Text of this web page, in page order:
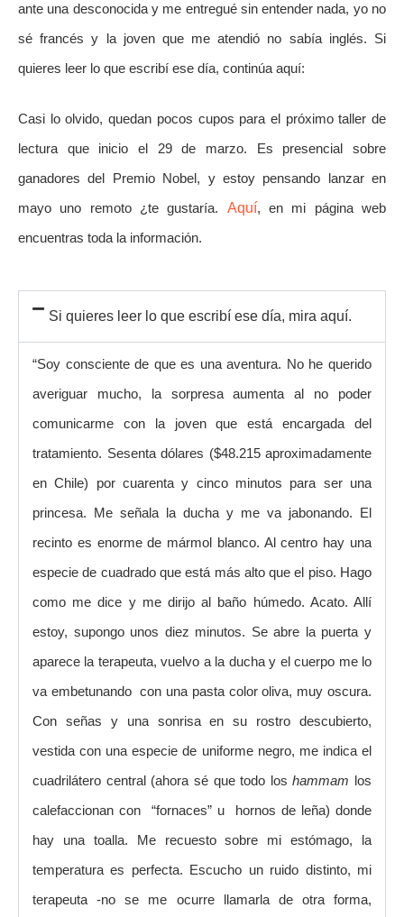
ante una desconocida y me entregué sin entender nada, yo no
sé francés y la joven que me atendió no sabía inglés. Si
quieres leer lo que escribí ese día, continúa aquí:
Casi lo olvido, quedan pocos cupos para el próximo taller de
lectura que inicio el 29 de marzo. Es presencial sobre
ganadores del Premio Nobel, y estoy pensando lanzar en
mayo uno remoto ¿te gustaría. Aquí, en mi página web
encuentras toda la información.
Si quieres leer lo que escribí ese día, mira aquí.
“Soy consciente de que es una aventura. No he querido
averiguar mucho, la sorpresa aumenta al no poder
comunicarme con la joven que está encargada del
tratamiento. Sesenta dólares ($48.215 aproximadamente
en Chile) por cuarenta y cinco minutos para ser una
princesa. Me señala la ducha y me va jabonando. El
recinto es enorme de mármol blanco. Al centro hay una
especie de cuadrado que está más alto que el piso. Hago
como me dice y me dirijo al baño húmedo. Acato. Allí
estoy, supongo unos diez minutos. Se abre la puerta y
aparece la terapeuta, vuelvo a la ducha y el cuerpo me lo
va embetunando con una pasta color oliva, muy oscura.
Con señas y una sonrisa en su rostro descubierto,
vestida con una especie de uniforme negro, me indica el
cuadrilátero central (ahora sé que todo loshammam los
calefaccionan con “fornaces” u hornos de leña) donde
hay una toalla. Me recuesto sobre mi estómago, la
temperatura es perfecta. Escucho un ruido distinto, mi
terapeuta -no se me ocurre llamarla de otra forma,